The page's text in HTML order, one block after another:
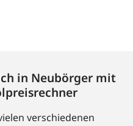
in Neubörger mit
verschiedenen